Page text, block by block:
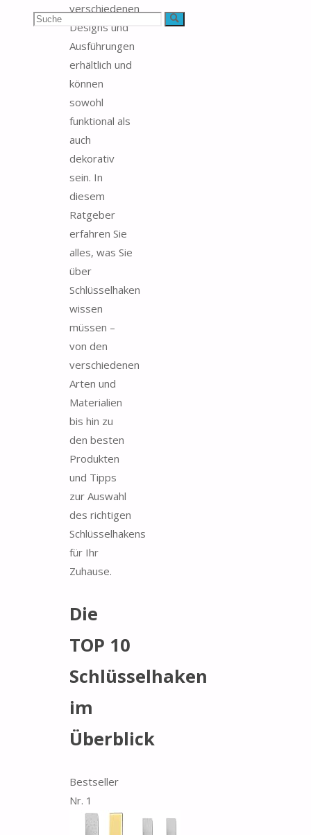
Suchen Suche
verschiedenen
Designs und
Ausführungen
erhältlich und
können
sowohl
funktional als
auch
dekorativ
sein. In
diesem
Ratgeber
erfahren Sie
alles, was Sie
über
Schlüsselhaken
wissen
müssen –
von den
verschiedenen
Arten und
Materialien
bis hin zu
den besten
Produkten
und Tipps
zur Auswahl
des richtigen
Schlüsselhakens
für Ihr
Zuhause.
Die
TOP 10
Schlüsselhaken
im
Überblick
Bestseller
Nr. 1